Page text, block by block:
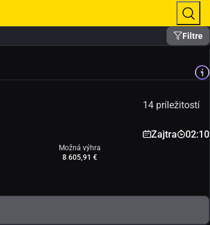
Filtre
14 príležitostí
Zajtra 02:10
Možná výhra
8 605,91 €